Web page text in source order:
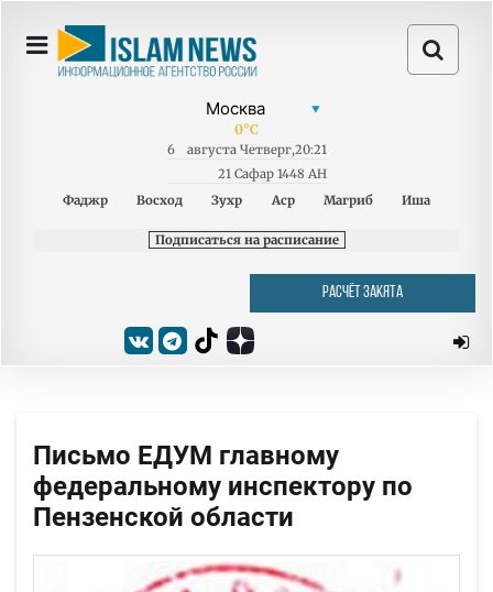
0°C
6 августа Четверг,20:21
21 Сафар 1448 AH
Фаджр
Восход Зухр Аср Магриб Иша
Подписаться на расписание
РАСЧЁТ ЗАКЯТА
Письмо ЕДУМ главному
федеральному инспектору по
Пензенской области